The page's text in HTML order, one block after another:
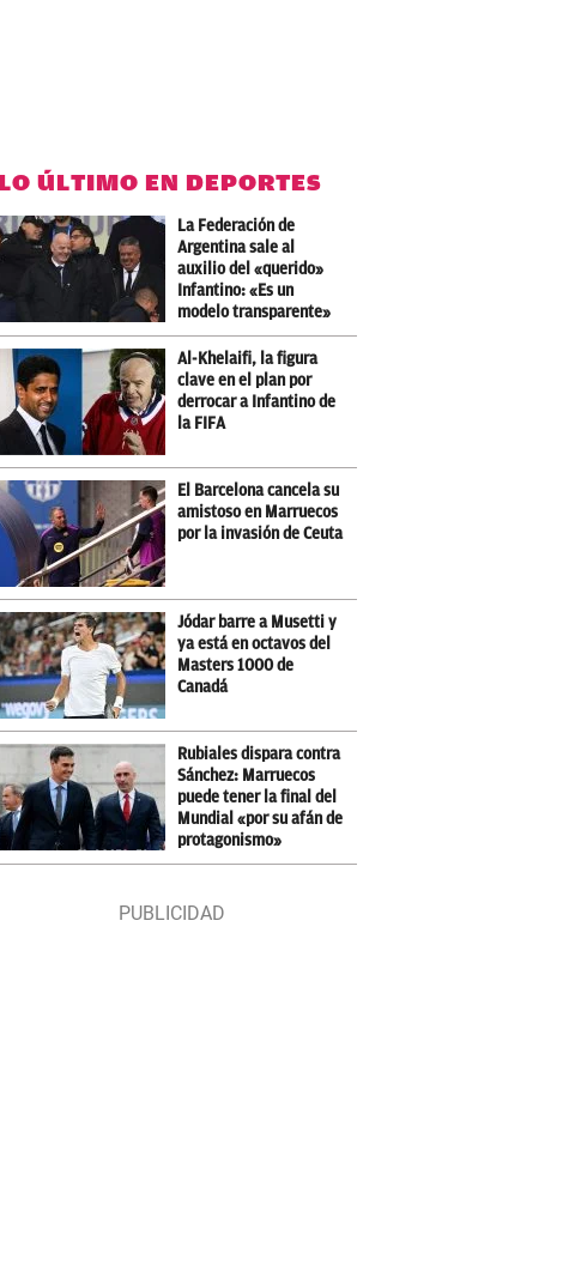
ÚLTIMO EN DEPORTES
La Federación de
Argentina sale al
auxilio del «querido»
Infantino: «Es un
modelo transparente»
Al-Khelaifi, la figura
clave en el plan por
derrocar a Infantino de
la FIFA
El Barcelona cancela su
amistoso en Marruecos
por la invasión de Ceuta
Jódar barre a Musetti y
ya está en octavos del
Masters 1000 de
Canadá
Rubiales dispara contra
Sánchez: Marruecos
puede tener la final del
Mundial «por su afán de
protagonismo»